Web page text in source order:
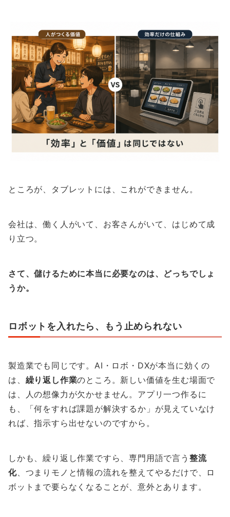
ところが、タブレットには、これができません。
会社は、働く人がいて、お客さんがいて、はじめて成
り立つ。
さて、儲けるために本当に必要なのは、どっちでしょ
うか。
ロボットを入れたら、もう止められない
製造業でも同じです。AI・ロボ・DXが本当に効くの
は、 繰り返し作業のところ。新しい価値を生む場面で
は、人の想像力が欠かせません。アプリ一つ作るに
も、「何をすれば課題が解決するか」が見えていなけ
れば、指示すら出せないのですから。
しかも、繰り返し作業ですら、専門用語で言う 整流
化、つまりモノと情報の流れを整えてやるだけで、ロ
ボットまで要らなくなることが、意外とあります。